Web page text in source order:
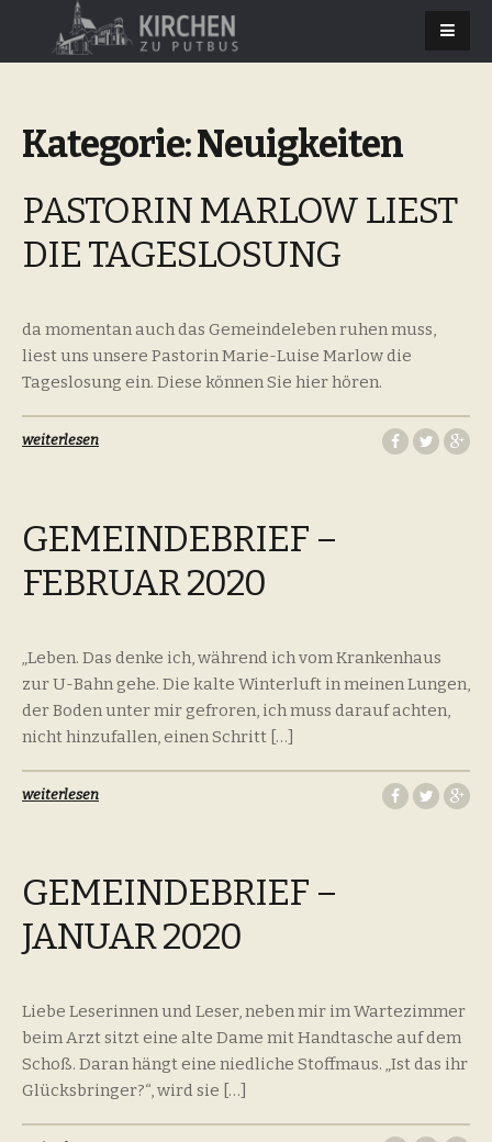
Kategorie:Neuigkeiten
PASTORIN MARLOW LIEST
DIE TAGESLOSUNG
da momentan auch das Gemeindeleben ruhen muss,
liest uns unsere Pastorin Marie-Luise Marlow die
Tageslosung ein. Diese können Sie hier hören.
weiterlesen
GEMEINDEBRIEF –
FEBRUAR 2020
„Leben. Das denke ich, während ich vom Krankenhaus
zur U-Bahn gehe. Die kalte Winterluft in meinen Lungen,
der Boden unter mir gefroren, ich muss darauf achten,
nicht hinzufallen, einen Schritt […]
weiterlesen
GEMEINDEBRIEF –
JANUAR 2020
Liebe Leserinnen und Leser, neben mir im Wartezimmer
beim Arzt sitzt eine alte Dame mit Handtasche auf dem
Schoß. Daran hängt eine niedliche Stoffmaus. „Ist das ihr
Glücksbringer?“, wird sie […]